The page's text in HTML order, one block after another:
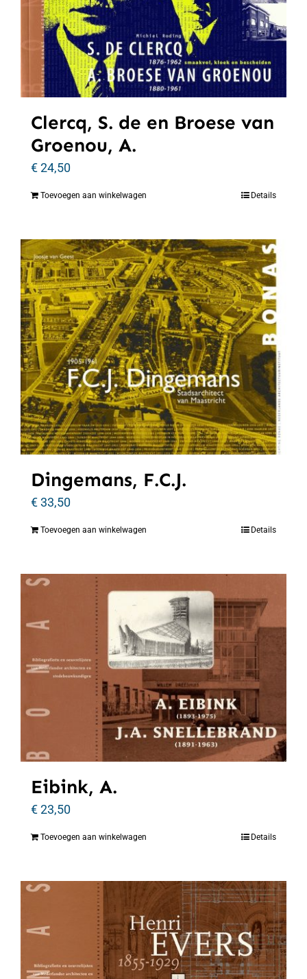
Clercq, S. de en Broese van
Groenou, A.
€24,50
Toevoegen aan winkelwagen Details
Dingemans, F.C.J.
€33,50
Toevoegen aan winkelwagen Details
Eibink, A.
€23,50
Toevoegen aan winkelwagen Details